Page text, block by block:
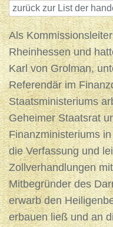
zurück zur List der
Als
Rheinhessen und
Karl von Grolman,
Referendär im
Staatsministeriums
Geheimer Staatsrat
Finanzministeriums
die Verfassung und
Zollverhandlungen
Mitbegründer des
erwarb den
erbauen ließ und an